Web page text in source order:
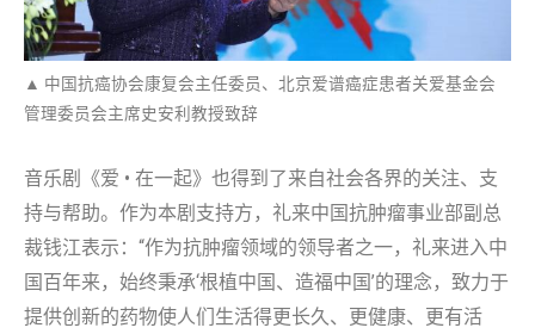
▲ 中国抗癌协会康复会主任委员、北京爱谱癌症患者关爱基金会
管理委员会主席史安利教授致辞
音乐剧《爱 • 在一起》也得到了来自社会各界的关注、支
持与帮助。作为本剧支持方，礼来中国抗肿瘤事业部副总
裁钱江表示：“作为抗肿瘤领域的领导者之一，礼来进入中
国百年来，始终秉承‘根植中国、造福中国’的理念，致力于
提供创新的药物使人们生活得更长久、更健康、更有活